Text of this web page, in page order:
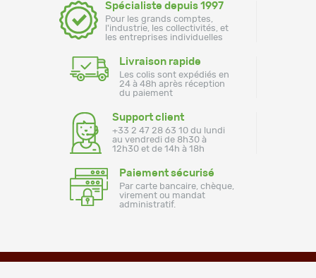
Spécialiste depuis 1997
Pour les grands comptes,
l'industrie, les collectivités, et
les entreprises individuelles
Livraison rapide
Les colis sont expédiés en
24 à 48h après réception
du paiement
Support client
+33 2 47 28 63 10 du lundi
au vendredi de 8h30 à
12h30 et de 14h à 18h
Paiement sécurisé
Par carte bancaire, chèque,
virement ou mandat
administratif.